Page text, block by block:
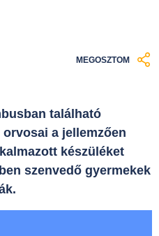
MEGOSZTOM
található
a jellemzően
készüléket
szenvedő gyermekek